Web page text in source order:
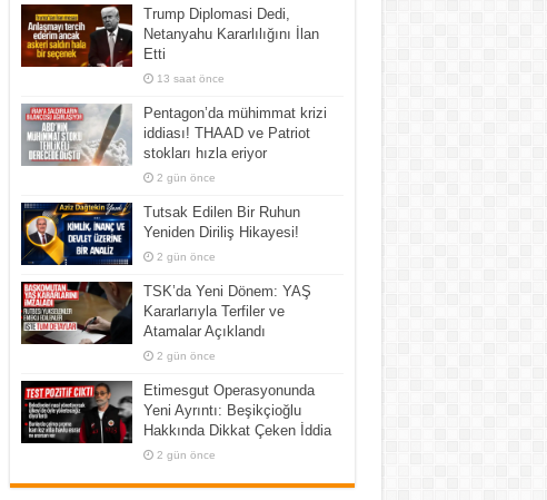
Trump Diplomasi Dedi,
Netanyahu Kararlılığını İlan
Etti
13 saat önce
Pentagon’da mühimmat krizi
iddiası! THAAD ve Patriot
stokları hızla eriyor
2 gün önce
Tutsak Edilen Bir Ruhun
Yeniden Diriliş Hikayesi!
2 gün önce
TSK’da Yeni Dönem: YAŞ
Kararlarıyla Terfiler ve
Atamalar Açıklandı
2 gün önce
Etimesgut Operasyonunda
Yeni Ayrıntı: Beşikçioğlu
Hakkında Dikkat Çeken İddia
2 gün önce